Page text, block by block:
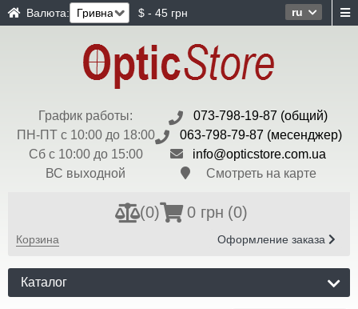
ru
Валюта: $ - 45 грн
График работы:
ПН-ПТ с 10:00 до 18:00
Сб с 10:00 до 15:00
ВС выходной
073-798-19-87 (общий)
063-798-79-87 (месенджер)
info@opticstore.com.ua
Смотреть на карте
(0) 0 грн (0)
Корзина Оформление заказа
Каталог